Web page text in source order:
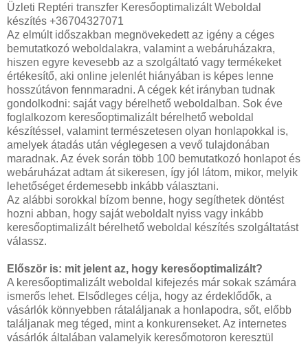
Üzleti Reptéri transzfer Keresőoptimalizált Weboldal
készítés +36704327071
Az elmúlt időszakban megnövekedett az igény a céges
bemutatkozó weboldalakra, valamint a webáruházakra,
hiszen egyre kevesebb az a szolgáltató vagy termékeket
értékesítő, aki online jelenlét hiányában is képes lenne
hosszútávon fennmaradni. A cégek két irányban tudnak
gondolkodni: saját vagy bérelhető weboldalban. Sok éve
foglalkozom keresőoptimalizált bérelhető weboldal
készítéssel, valamint természetesen olyan honlapokkal is,
amelyek átadás után véglegesen a vevő tulajdonában
maradnak. Az évek során több 100 bemutatkozó honlapot és
webáruházat adtam át sikeresen, így jól látom, mikor, melyik
lehetőséget érdemesebb inkább választani.
Az alábbi sorokkal bízom benne, hogy segíthetek döntést
hozni abban, hogy saját weboldalt nyiss vagy inkább
keresőoptimalizált bérelhető weboldal készítés szolgáltatást
válassz.
Először is: mit jelent az, hogy keresőoptimalizált?
A keresőoptimalizált weboldal kifejezés már sokak számára
ismerős lehet. Elsődleges célja, hogy az érdeklődők, a
vásárlók könnyebben rátaláljanak a honlapodra, sőt, előbb
találjanak meg téged, mint a konkurenseket. Az internetes
vásárlók általában valamelyik keresőmotoron keresztül